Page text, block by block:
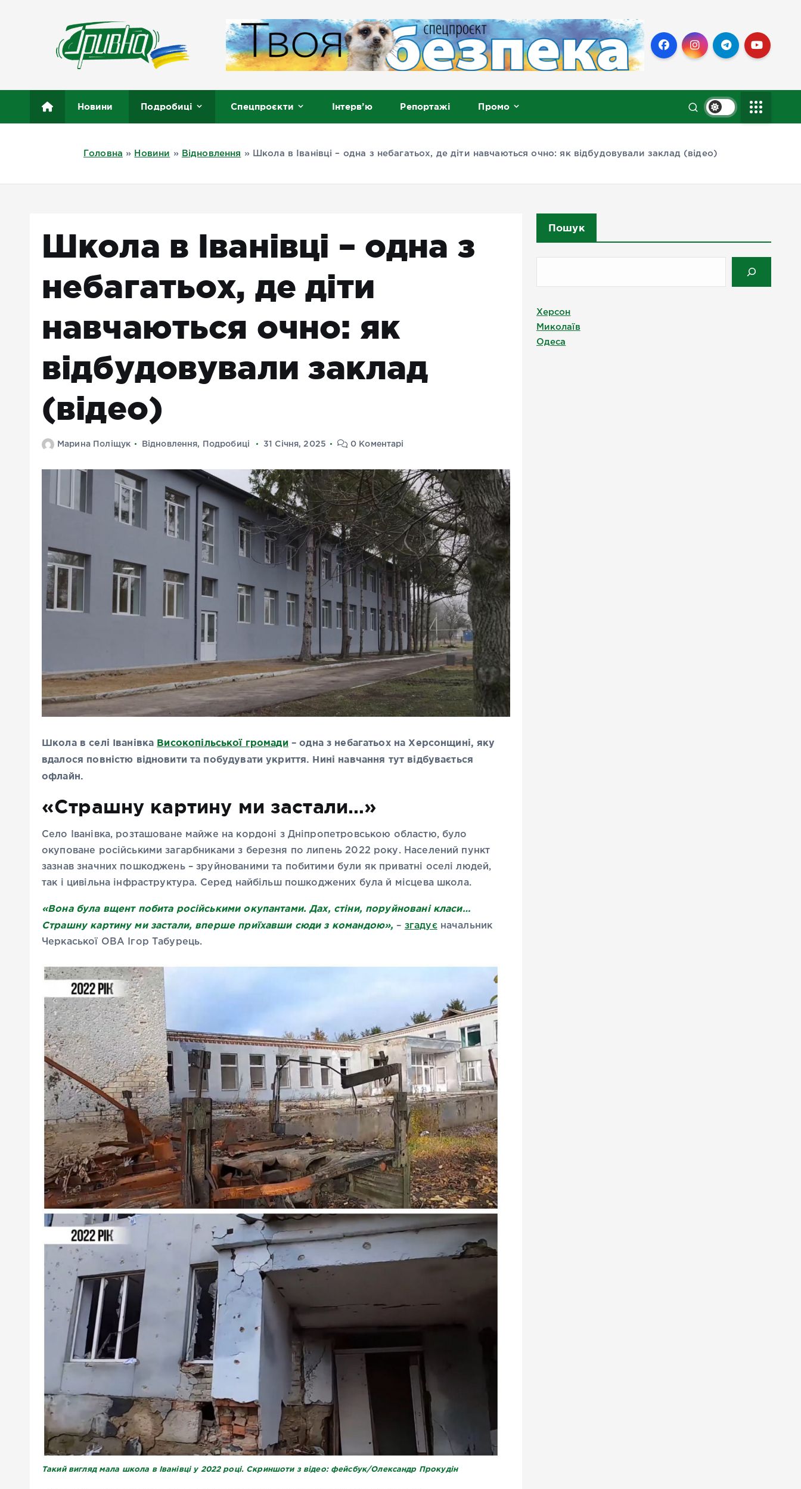
о
с
Новини Подробиці Спецпроєкти Інтерв’ю Репортажі Промо
Головна » Новини » Відновлення » Школа в Іванівці – одна з небагатьох, де діти навчаються очно: як відбудовували заклад (відео)
Школа в Іванівці – одна з
небагатьох, де діти
навчаються очно: як
відбудовували заклад
(відео)
Марина Поліщук Відновлення, Подробиці 31 Січня, 2025 0 Коментарі
Школа в селі Іванівка Високопільської громади – одна з небагатьох на Херсонщині, яку
вдалося повністю відновити та побудувати укриття. Нині навчання тут відбувається
офлайн.
«Страшну картину ми застали…»
Село Іванівка, розташоване майже на кордоні з Дніпропетровською областю, було
окуповане російськими загарбниками з березня по липень 2022 року. Населений пункт
зазнав значних пошкоджень – зруйнованими та побитими були як приватні оселі людей,
так і цивільна інфраструктура. Серед найбільш пошкоджених була й місцева школа.
«Вона була вщент побита російськими окупантами. Дах, стіни, поруйновані класи…
Страшну картину ми застали, вперше приїхавши сюди з командою», – згадуєначальник
Черкаської ОВА Ігор Табурець.
Такий вигляд мала школа в Іванівці у 2022 році. Скриншоти з відео: фейсбук/Олександр Прокудін
Пошук
Херсон
Миколаїв
Одеса